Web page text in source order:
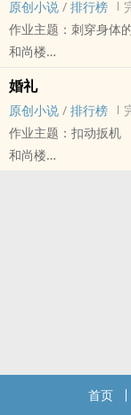
旧文修改后重发。
手脚筋挑断后我被大
架空，勿考据。
原创小说 / 排行榜
作业主题：刺穿身体
和尚楼
第五期征集
这次征集一共写了两
看。
婚礼
原创小说 / 排行榜
作业主题：扣动扳机
和尚楼
首页